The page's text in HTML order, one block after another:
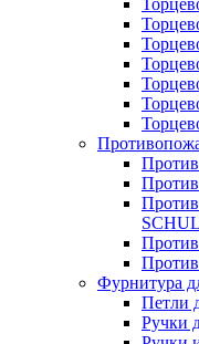
Фурнитура
Петли
Ручки